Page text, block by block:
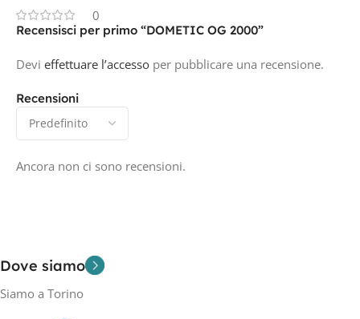
0
Recensioni
Ancora non ci sono recensioni.
Recensisci per primo “DOMETIC OG 2000”
Devi effettuare l’accesso per pubblicare una recensione.
Dove siamo
Siamo a Torino